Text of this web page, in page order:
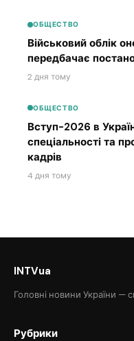
ОБЩЕСТВО
Військовий облік
передбачає
2 дня тому
ОБЩЕСТВО
Вступ-2026 в
спеціальності та
кадрів
4 дня тому
INTVua
Головні новини України —
Рубрики